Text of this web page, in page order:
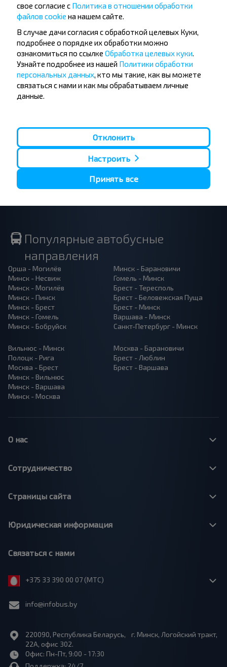
Хотите
путешествовать
дешевле?
Не пропусти специальные акции, скидки и
другие интересные предложения INFOBUS.
Подпишись на получение новостей и
путешествуй с нами дешевле!
Подписаться
Популярные автобусные
направления
Орша - Могилёв
Минск - Несвиж
Минск - Могилёв
Минск - Пинск
Минск - Брест
Минск - Гомель
Минск - Бобруйск
Минск - Барановичи
Гомель - Минск
Брест - Тересполь
Брест - Беловежская Пуща
Брест - Минск
Варшава - Минск
Санкт-Петербург - Минск
Вильнюс - Минск
Полоцк - Рига
Москва - Брест
Минск - Вильнюс
Минск - Варшава
Минск - Москва
Москва - Барановичи
Брест - Люблин
Брест - Варшава
О нас
Сотрудничество
Страницы сайта
Юридическая информация
Связаться с нами
+375 33 390 00 07 (МТС)
info@infobus.by
220090, Республика Беларусь, г. Минск, Логойский тракт,
22А, офис 302.
Офис: Пн-Пт, 9:00 - 17:30
свое согласие с Политика в отношении обработки
файлов cookie на нашем сайте.
В случае дачи согласия с обработкой целевых Куки,
подробнее о порядке их обработки можно
ознакомиться по ссылке Обработка целевых куки.
Узнайте подробнее из нашей Политики обработки
персональных данных, кто мы такие, как вы можете
связаться с нами и как мы обрабатываем личные
данные.
Отклонить
Настроить
Принять все